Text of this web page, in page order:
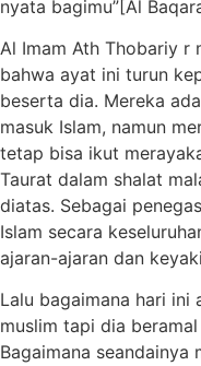
nyata bagimu”[Al
Al Imam Ath Thobariy r
bahwa ayat ini turun
beserta dia. Mereka
masuk Islam, namun
tetap bisa ikut
Taurat dalam shalat
diatas. Sebagai
Islam secara
ajaran-ajaran dan
Lalu bagaimana hari ini
muslim tapi dia
Bagaimana seandainya